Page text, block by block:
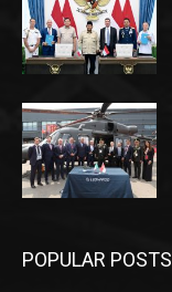
POPULAR POSTS